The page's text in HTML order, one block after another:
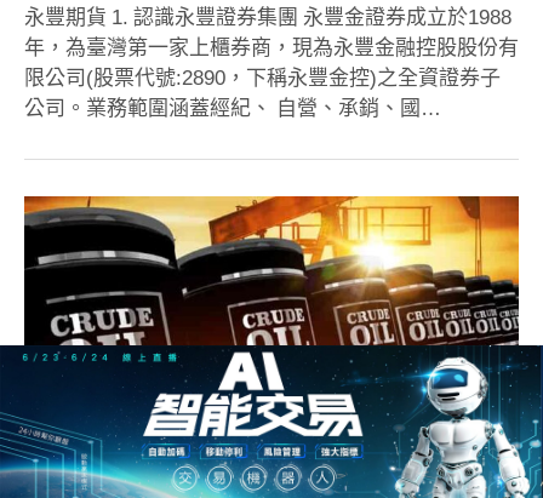
永豐期貨 1. 認識永豐證券集團 永豐金證券成立於1988
年，為臺灣第一家上櫃券商，現為永豐金融控股股份有
限公司(股票代號:2890，下稱永豐金控)之全資證券子
公司。業務範圍涵蓋經紀、 自營、承銷、國…
原油期貨終極大補帖，原油瘋漲，1次學